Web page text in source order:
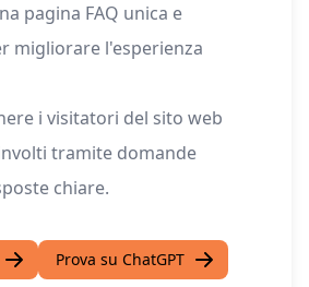
pagina FAQ unica e
migliorare l'esperienza
i visitatori del sito web
tramite domande
chiare.
Prova su ChatGPT